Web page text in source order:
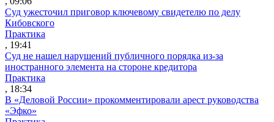
Суд ужесточил приговор ключевому свидетелю по делу
Кибовского
Практика
, 19:41
Суд не нашел нарушений публичного порядка из-за
иностранного элемента на стороне кредитора
Практика
, 18:34
В «Деловой России» прокомментировали арест руководства
«Эфко»